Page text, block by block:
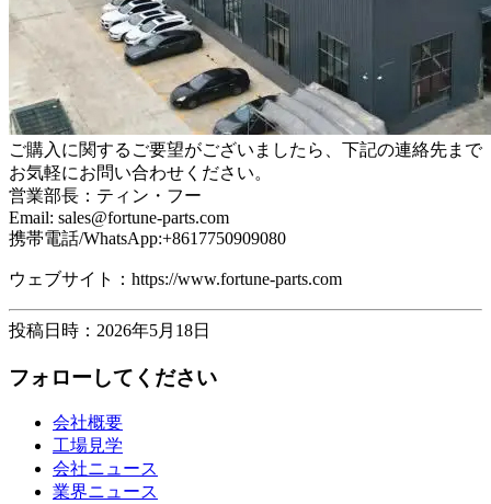
ご購入に関するご要望がございましたら、下記の連絡先まで
お気軽にお問い合わせください。
営業部長：ティン・フー
Email: sales@fortune-parts.com
携帯電話/WhatsApp:+8617750909080
ウェブサイト：https://www.fortune-parts.com
投稿日時：2026年5月18日
フォローしてください
会社概要
工場見学
会社ニュース
業界ニュース